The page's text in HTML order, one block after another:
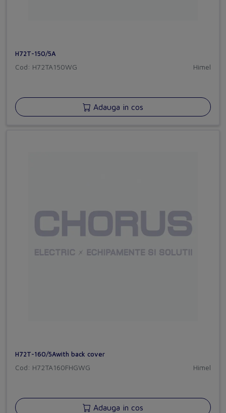
H72T-150/5A
Cod: H72TA150WG Himel
Adauga in cos
H72T-160/5Awith back cover
Cod: H72TA160FHGWG Himel
Adauga in cos